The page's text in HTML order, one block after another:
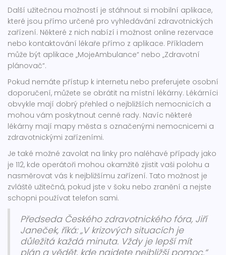
Další užitečnou možností je stáhnout si mobilní aplikace,
které jsou přímo určené pro vyhledávání zdravotnických
zařízení. Některé z nich nabízí i možnost online rezervace
nebo kontaktování lékaře přímo z aplikace. Příkladem
může být aplikace „MojeAmbulance“ nebo „Zdravotní
plánovač“.
Pokud nemáte přístup k internetu nebo preferujete osobní
doporučení, můžete se obrátit na místní lékárny. Lékárníci
obvykle mají dobrý přehled o nejbližších nemocnicích a
mohou vám poskytnout cenné rady. Navíc některé
lékárny mají mapy města s označenými nemocnicemi a
zdravotnickými zařízeními.
Je také možné zavolat na linky pro naléhavé případy jako
je 112, kde operátoři mohou okamžitě zjistit vaši polohu a
nasměrovat vás k nejbližšímu zařízení. Tato možnost je
zvláště užitečná, pokud jste v šoku nebo zranění a nejste
schopni používat telefon sami.
Předseda Českého zdravotnického fóra, Jiří
Janeček, říká: „V krizových situacích je
důležitá každá minuta. Vždy je lepší mít
plán a vědět, kde najdete nejbližší pomoc.“